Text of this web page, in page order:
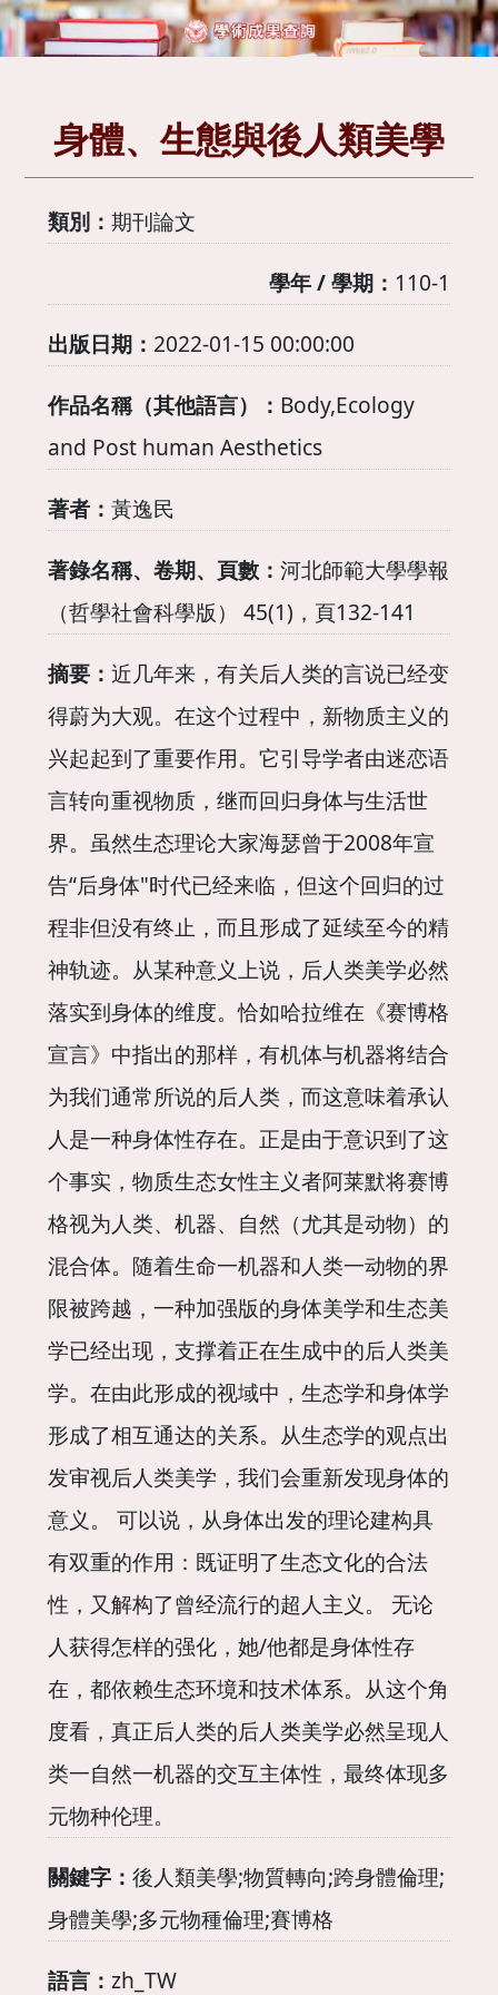
身體、生態與後人類美學
類別： 期刊論文
學年 / 學期： 110-1
出版日期： 2022-01-15 00:00:00
作品名稱（其他語言）： Body,Ecology
and Post human Aesthetics
著者： 黃逸民
著錄名稱、卷期、頁數： 河北師範大學學報
（哲學社會科學版） 45(1)，頁132-141
摘要： 近几年来，有关后人类的言说已经变
得蔚为大观。在这个过程中，新物质主义的
兴起起到了重要作用。它引导学者由迷恋语
言转向重视物质，继而回归身体与生活世
界。虽然生态理论大家海瑟曾于2008年宣
告“后身体"时代已经来临，但这个回归的过
程非但没有终止，而且形成了延续至今的精
神轨迹。从某种意义上说，后人类美学必然
落实到身体的维度。恰如哈拉维在《赛博格
宣言》中指出的那样，有机体与机器将结合
为我们通常所说的后人类，而这意味着承认
人是一种身体性存在。正是由于意识到了这
个事实，物质生态女性主义者阿莱默将赛博
格视为人类、机器、自然（尤其是动物）的
混合体。随着生命一机器和人类一动物的界
限被跨越，一种加强版的身体美学和生态美
学已经出现，支撑着正在生成中的后人类美
学。在由此形成的视域中，生态学和身体学
形成了相互通达的关系。从生态学的观点出
发审视后人类美学，我们会重新发现身体的
意义。 可以说，从身体出发的理论建构具
有双重的作用：既证明了生态文化的合法
性，又解构了曾经流行的超人主义。 无论
人获得怎样的强化，她/他都是身体性存
在，都依赖生态环境和技术体系。从这个角
度看，真正后人类的后人类美学必然呈现人
类一自然一机器的交互主体性，最终体现多
元物种伦理。
關鍵字： 後人類美學;物質轉向;跨身體倫理;
身體美學;多元物種倫理;賽博格
語言： zh_TW